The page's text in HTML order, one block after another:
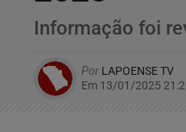
Informação foi
Por LAPOENSE TV
Em 13/01/2025